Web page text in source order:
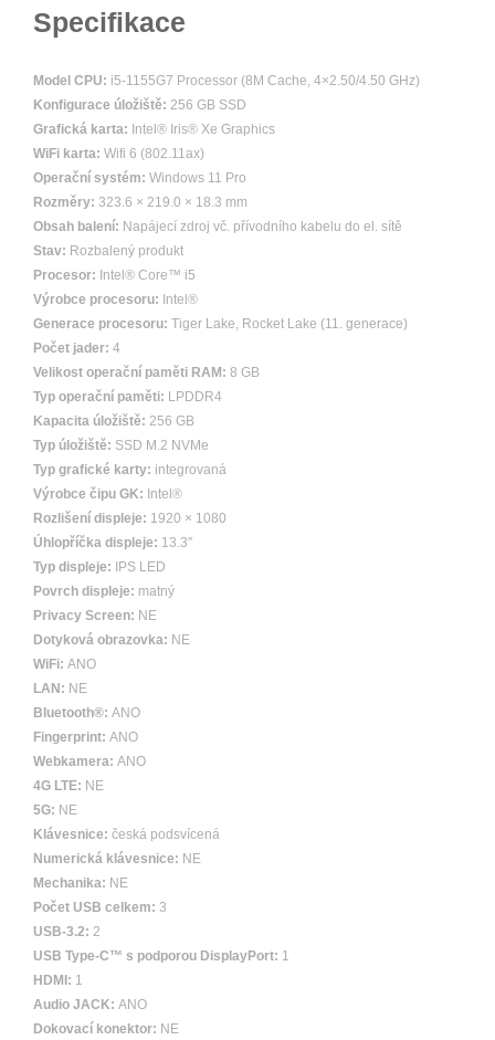
Specifikace
Model CPU: i5-1155G7 Processor (8M Cache, 4×2.50/4.50 GHz)
Konfigurace úložiště: 256 GB SSD
Grafická karta: Intel® Iris® Xe Graphics
WiFi karta: Wifi 6 (802.11ax)
Operační systém: Windows 11 Pro
Rozměry: 323.6 × 219.0 × 18.3 mm
Obsah balení: Napájecí zdroj vč. přívodního kabelu do el. sítě
Stav: Rozbalený produkt
Procesor: Intel® Core™ i5
Výrobce procesoru: Intel®
Generace procesoru: Tiger Lake, Rocket Lake (11. generace)
Počet jader: 4
Velikost operační paměti RAM: 8 GB
Typ operační paměti: LPDDR4
Kapacita úložiště: 256 GB
Typ úložiště: SSD M.2 NVMe
Typ grafické karty: integrovaná
Výrobce čipu GK: Intel®
Rozlišení displeje: 1920 × 1080
Úhlopříčka displeje: 13.3″
Typ displeje:
IPS LED
Povrch displeje: matný
Privacy Screen: NE
Dotyková obrazovka: NE
WiFi: ANO
LAN: NE
Bluetooth®: ANO
Fingerprint: ANO
Webkamera: ANO
4G LTE: NE
5G: NE
Klávesnice: česká podsvícená
Numerická klávesnice: NE
Mechanika: NE
Počet USB celkem: 3
USB-3.2: 2
USB Type-C™ s podporou DisplayPort: 1
HDMI: 1
Audio JACK: ANO
Dokovací konektor: NE